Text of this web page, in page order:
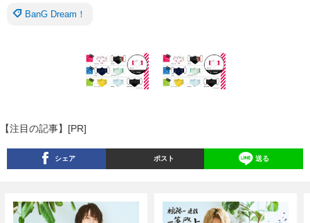
BanG Dream！
【注目の記事】[PR]
シェア ポスト 送る